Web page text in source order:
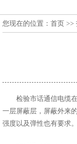
您现在的位置： 首页 >>
检验市话通信电缆在
一层屏蔽层，屏蔽外来
强度以及弹性也有要求